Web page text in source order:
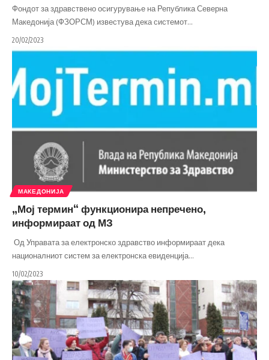
Фондот за здравствено осигурување на Република Северна
Македонија (ФЗОРСМ) известува дека системот…
20/02/2023
МАКЕДОНИЈА
„Мој термин“ функционира непречено,
информираат од МЗ
Од Управата за електронско здравство информираат дека
националниот систем за електронска евиденција…
10/02/2023